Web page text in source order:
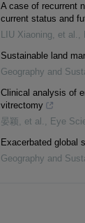
A case of recurrent
current status and
LIU Xiaoning, et al. ,
Sustainable land
Geography and
Clinical analysis of
vitrectomy
晏颖, et al. , Eye
Exacerbated global
Geography and